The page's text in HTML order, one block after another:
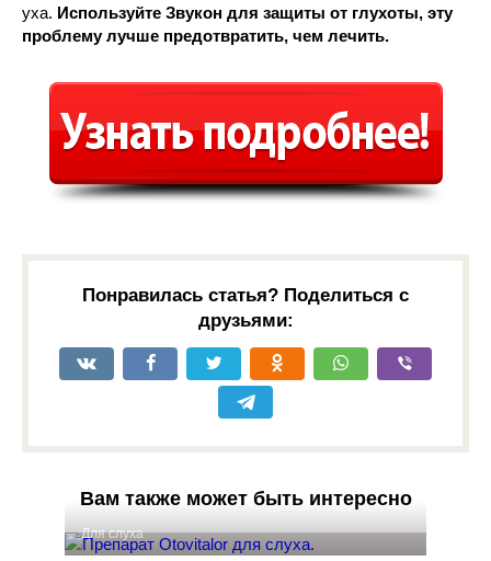
уха. Используйте Звукон для защиты от глухоты, эту
проблему лучше предотвратить, чем лечить.
Понравилась статья? Поделиться с
друзьями:
Вам также может быть интересно
Для слуха